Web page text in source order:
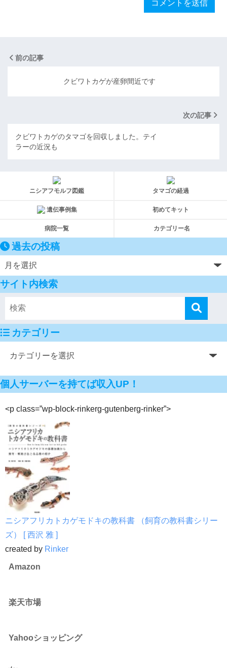
前の記事
クビワトカゲが産卵間近です
次の記事
クビワトカゲのタマゴを回収しました。テイ
ラーの近況も
ニシアフモルフ図鑑 タマゴの経過
遺伝事例集 初めてキット
病院一覧 カテゴリー名
過去の投稿
サイト内検索
カテゴリー
個人サーバーを持てば収入UP！
<p class=”wp-block-rinkerg-gutenberg-rinker”>
ニシアフリカトカゲモドキの教科書 （飼育の教科書シリー
ズ） [ 西沢 雅 ]
created by Rinker
Amazon
楽天市場
Yahooショッピング